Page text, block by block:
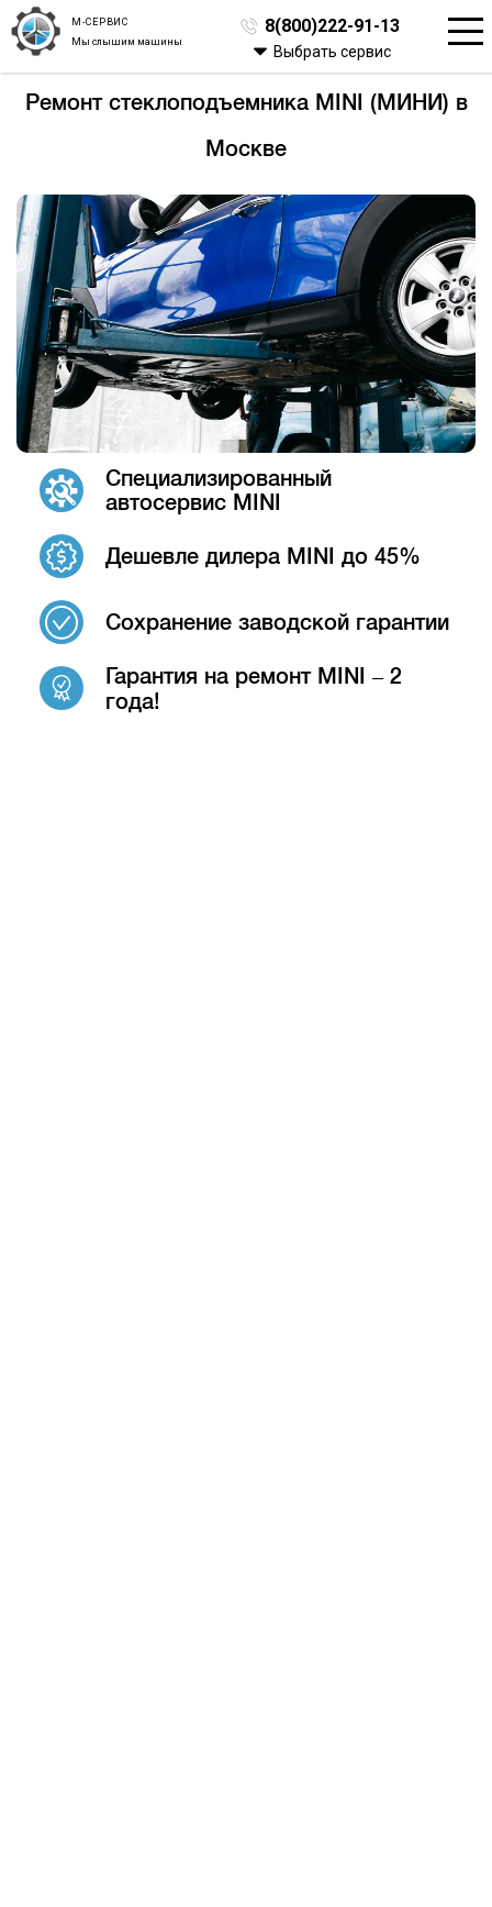
М-СЕРВИС
Мы слышим машины
8(800)222-91-13
Выбрать сервис
Ремонт стеклоподъемника MINI (МИНИ) в
Москве
Специализированный
автосервис MINI
Дешевле дилера MINI до 45%
Сохранение заводской гарантии
Гарантия на ремонт MINI – 2
года!